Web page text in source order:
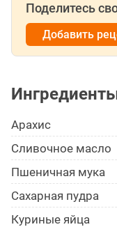
Поделитесь
Добавить
Арахис
Сливочное масло
Пшеничная мука
Сахарная пудра
Куриные яйца